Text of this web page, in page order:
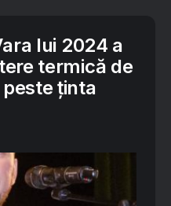
lui 2024 a
termică de
ținta